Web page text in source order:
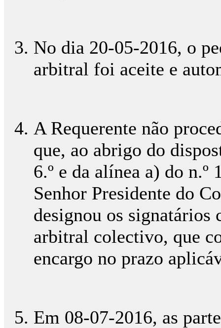
No dia 20-05-2016, o
arbitral foi aceite e
A Requerente não
que, ao abrigo do
6.º e da alínea a) do n.º
Senhor Presidente do
designou os
arbitral colectivo, que
encargo no prazo
Em 08-07-2016, as